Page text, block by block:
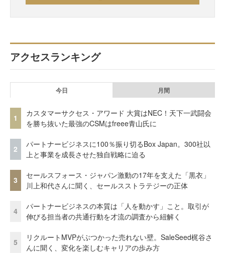
アクセスランキング
今日 月間
1
カスタマーサクセス・アワード 大賞はNEC！天下一武闘会
を勝ち抜いた最強のCSMはfreee青山氏に
2
パートナービジネスに100％振り切るBox Japan。300社以
上と事業を成長させた独自戦略に迫る
3
セールスフォース・ジャパン激動の17年を支えた「黒衣」
川上和代さんに聞く、セールスストラテジーの正体
4
パートナービジネスの本質は「人を動かす」こと。取引が
伸びる担当者の共通行動を才流の調査から紐解く
5
リクルートMVPがぶつかった売れない壁。SaleSeed梶谷さ
んに聞く、変化を楽しむキャリアの歩み方